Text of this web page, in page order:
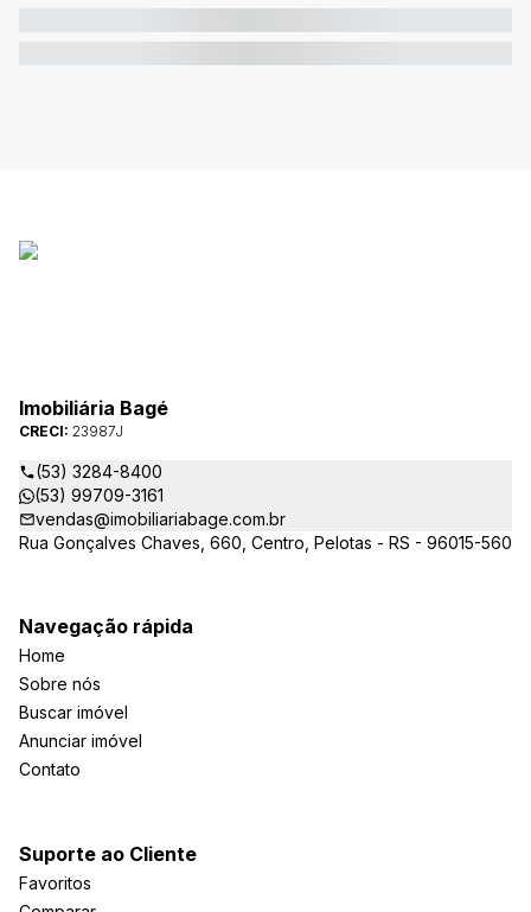
Imobiliária Bagé
CRECI: 23987J
(53) 3284-8400
(53) 99709-3161
vendas@imobiliariabage.com.br
Rua Gonçalves Chaves, 660, Centro, Pelotas - RS - 96015-560
Navegação rápida
Home
Sobre nós
Buscar imóvel
Anunciar imóvel
Contato
Suporte ao Cliente
Favoritos